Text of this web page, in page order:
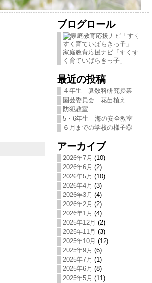
ブログロール
家庭教育応援ナビ「すくす
く育ていばらきっ子」
最近の投稿
４年生 算数科研究授業
園芸委員会 花苗植え
防犯教室
5・6年生 海の安全教室
６月までの学校の様子⑥
アーカイブ
2026年7月 (10)
2026年6月 (2)
2026年5月 (10)
2026年4月 (3)
2026年3月 (4)
2026年2月 (2)
2026年1月 (4)
2025年12月 (2)
2025年11月 (3)
2025年10月 (12)
2025年9月 (6)
2025年7月 (1)
2025年6月 (8)
2025年5月 (11)